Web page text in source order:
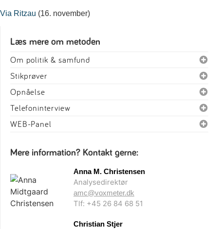
Via Ritzau (16. november)
Læs mere om metoden
Om politik & samfund
Stikprøver
Opnåelse
Telefoninterview
WEB-Panel
Mere information? Kontakt gerne:
Anna M. Christensen
Analysedirektør
amc@voxmeter.dk
Tlf: +45 26 84 68 51
Christian Stjer